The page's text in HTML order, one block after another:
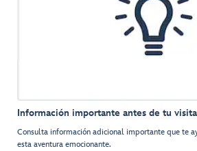
Información importante antes de tu visita
Consulta información adicional importante que te
esta aventura emocionante.